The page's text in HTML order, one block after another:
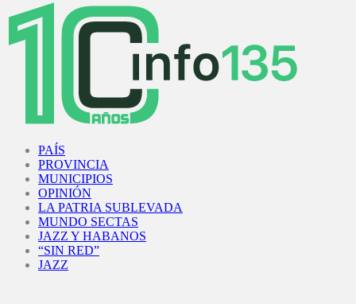
PAÍS
PROVINCIA
MUNICIPIOS
OPINIÓN
LA PATRIA SUBLEVADA
MUNDO SECTAS
JAZZ Y HABANOS
“SIN RED”
JAZZ